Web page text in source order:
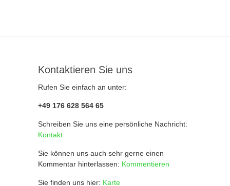
Kontaktieren Sie uns
Rufen Sie einfach an unter:
+49 176 628 564 65
Schreiben Sie uns eine persönliche Nachricht:
Kontakt
Sie können uns auch sehr gerne einen
Kommentar hinterlassen: Kommentieren
Sie finden uns hier: Karte